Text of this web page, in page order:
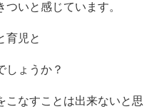
いと感じています。
育児と
しょうか？
こなすことは出来ないと思